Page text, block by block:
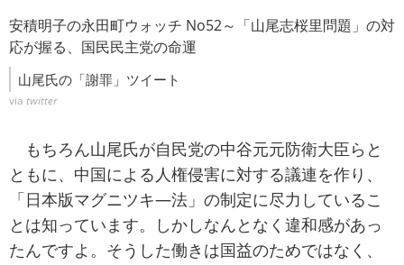
安積明子の永田町ウォッチ No52～「山尾志桜里問題」の対
応が握る、国民民主党の命運
山尾氏の「謝罪」ツイート
via twitter
もちろん山尾氏が自民党の中谷元元防衛大臣らと
ともに、中国による人権侵害に対する議連を作り、
「日本版マグニツキ―法」の制定に尽力しているこ
とは知っています。しかしなんとなく違和感があっ
たんですよ。そうした働きは国益のためではなく、